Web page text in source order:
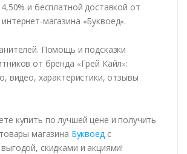
и бесплатной доставкой от
магазина «Буквоед».
Помощь и подсказки
от бренда «Грей Кайл»:
видео, характеристики, отзывы
купить по лучшей цене и получить
магазина Буквоедс
скидками и акциями!